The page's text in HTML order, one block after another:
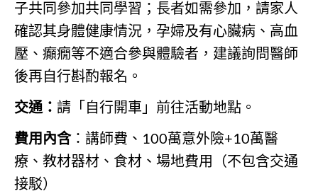
子共同參加共同學習；長者如需參加，請家人
確認其身體健康情況，孕婦及有心臟病、高血
壓、癲癇等不適合參與體驗者，建議詢問醫師
後再自行斟酌報名。
交通： 請「自行開車」前往活動地點。
費用內含：講師費、100萬意外險+10萬醫
療、教材器材、食材、場地費用（不包含交通
接駁）